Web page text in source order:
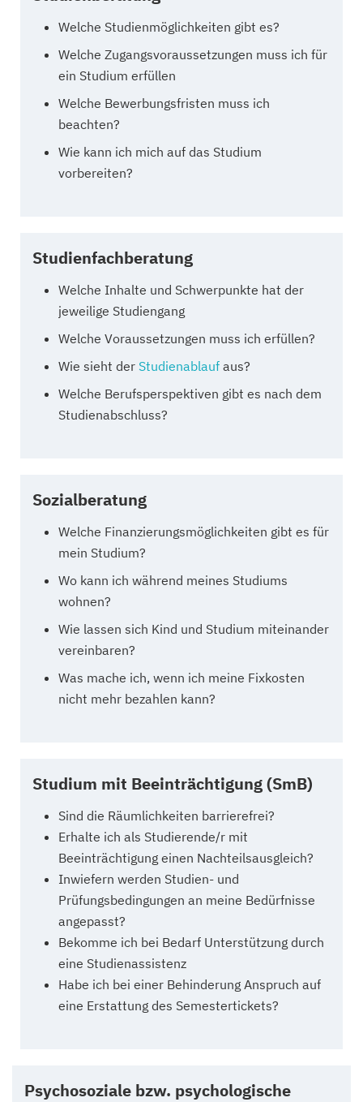
Welche Studienmöglichkeiten gibt es?
Welche Zugangsvoraussetzungen muss ich für
ein Studium erfüllen
Welche Bewerbungsfristen muss ich
beachten?
Wie kann ich mich auf das Studium
vorbereiten?
Studienfachberatung
Welche Inhalte und Schwerpunkte hat der
jeweilige Studiengang
Welche Voraussetzungen muss ich erfüllen?
Wie sieht der Studienablauf aus?
Welche Berufsperspektiven gibt es nach dem
Studienabschluss?
Sozialberatung
Welche Finanzierungsmöglichkeiten gibt es für
mein Studium?
Wo kann ich während meines Studiums
wohnen?
Wie lassen sich Kind und Studium miteinander
vereinbaren?
Was mache ich, wenn ich meine Fixkosten
nicht mehr bezahlen kann?
Studium mit Beeinträchtigung (SmB)
Sind die Räumlichkeiten barrierefrei?
Erhalte ich als Studierende/r mit
Beeinträchtigung einen Nachteilsausgleich?
Inwiefern werden Studien- und
Prüfungsbedingungen an meine Bedürfnisse
angepasst?
Bekomme ich bei Bedarf Unterstützung durch
eine Studienassistenz
Habe ich bei einer Behinderung Anspruch auf
eine Erstattung des Semestertickets?
Psychosoziale bzw. psychologische